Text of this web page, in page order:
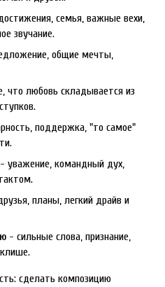
семья, важные вехи,
звучание.
общие мечты,
что любовь складывается из
поддержка, "то самое"
- уважение, командный дух,
планы, легкий драйв и
- сильные слова, признание,
сделать композицию